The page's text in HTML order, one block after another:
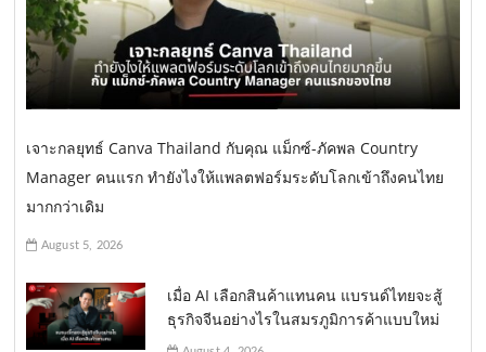
เจาะกลยุทธ์ Canva Thailand กับคุณ แม็กซ์-ภัคพล Country
Manager คนแรก ทำยังไงให้แพลตฟอร์มระดับโลกเข้าถึงคนไทย
มากกว่าเดิม
August 5, 2026
เมื่อ AI เลือกสินค้าแทนคน แบรนด์ไทยจะสู้
ธุรกิจจีนอย่างไรในสมรภูมิการค้าแบบใหม่